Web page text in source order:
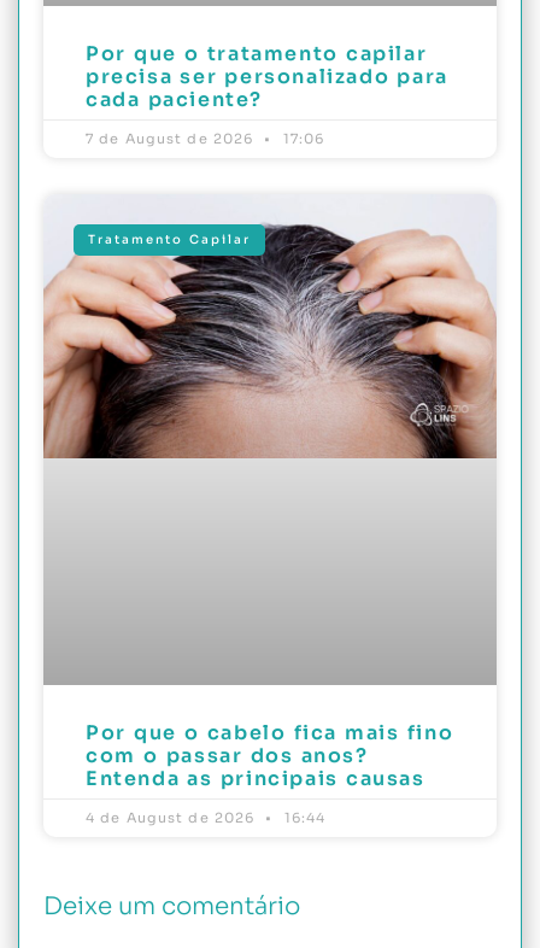
Por que o tratamento capilar
precisa ser personalizado para
cada paciente?
7 de August de 2026 17:06
Tratamento Capilar
Por que o cabelo fica mais fino
com o passar dos anos?
Entenda as principais causas
4 de August de 2026 16:44
Deixe um comentário